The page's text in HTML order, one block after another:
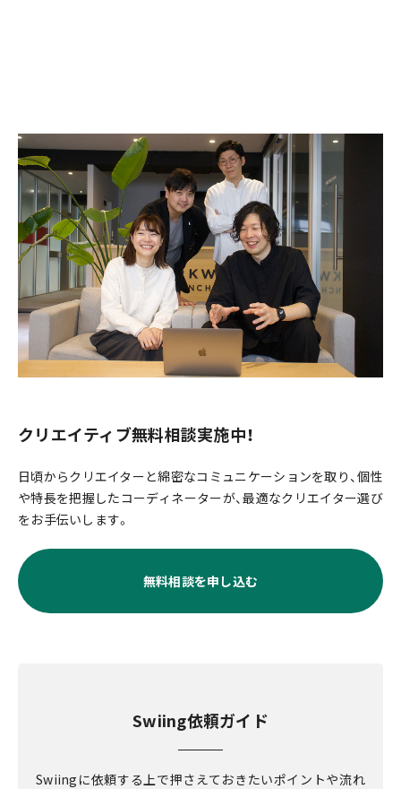
クリエイティブ無料相談実施中！
日頃からクリエイターと綿密なコミュニケーションを取り、個性
や特長を把握したコーディネーターが、最適なクリエイター選び
をお手伝いします。
無料相談を申し込む
Swiing依頼ガイド
Swiingに依頼する上で押さえておきたいポイントや流れ